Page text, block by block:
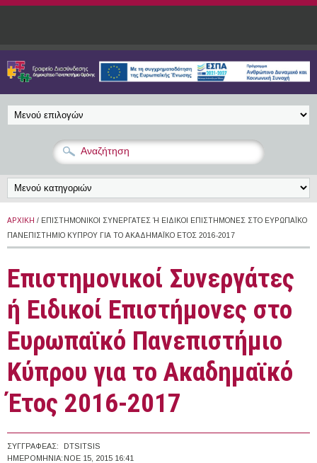
Παράκαμψη προς το κυρίως περιεχόμενο
ΑΡΧΙΚΉ / EΠΙΣΤΗΜΟΝΙΚΟΊ ΣΥΝΕΡΓΆΤΕΣ Ή ΕΙΔΙΚΟΊ ΕΠΙΣΤΉΜΟΝΕΣ ΣΤΟ ΕΥΡΩΠΑΪΚΌ Π
ΑΝΕΠΙΣΤΉΜΙΟ ΚΎΠΡΟΥ ΓΙΑ ΤΟ ΑΚΑΔΗΜΑΪΚΌ ΈΤΟΣ 2016-2017
Eπιστημονικοί Συνεργάτες
ή Ειδικοί Επιστήμονες στο
Ευρωπαϊκό Πανεπιστήμιο
Κύπρου για το Ακαδημαϊκό
Έτος 2016-2017
ΣΥΓΓΡΑΦΈΑΣ:
DTSITSIS
ΗΜΕΡΟΜΗΝΊΑ: ΝΟΕ 15, 2015 16:41